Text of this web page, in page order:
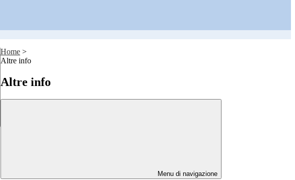
Home >
Altre info
Altre info
Menu di navigazione